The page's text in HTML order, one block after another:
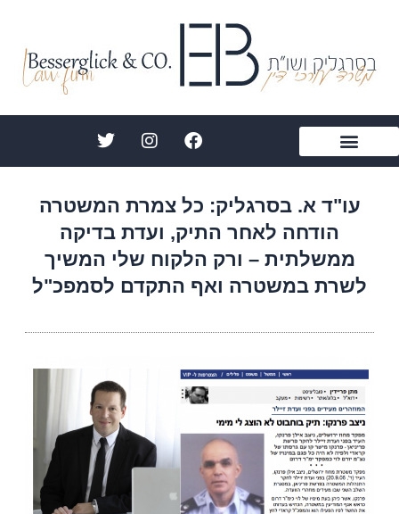
F
a
c
b
o
k
I
n
s
a
r
a
T
w
i
t
r
עו"ד א. בסרגליק: כל צמרת המשטרה
הודחה לאחר התיק, ועדת בדיקה
ממשלתית – ורק הלקוח שלי המשיך
לשרת במשטרה ואף התקדם לסמפכ"ל